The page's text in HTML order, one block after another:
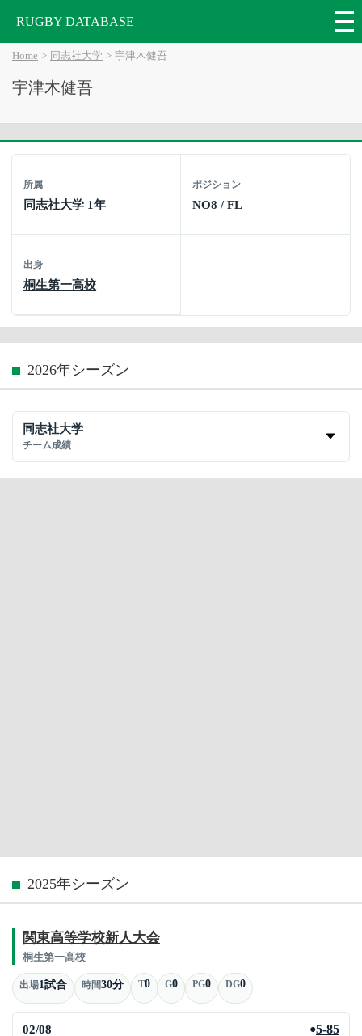
RUGBY DATABASE
Home 同志社大学 宇津木健吾
宇津木健吾
所属
同志社大学 1年
ポジション
NO8 / FL
出身
桐生第一高校
2026年シーズン
同志社大学
チーム成績
2025年シーズン
関東高等学校新人大会
桐生第一高校
出場1試合 時間30分 T0 G0 PG0 DG0
02/08 ●5-85